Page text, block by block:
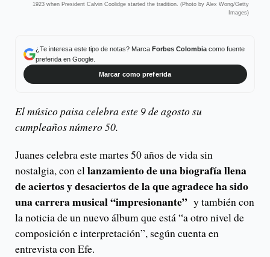
1923 when President Calvin Coolidge started the tradition. (Photo by Alex Wong/Getty
Images)
¿Te interesa este tipo de notas? Marca Forbes Colombiacomo fuente
preferida en Google.
Marcar como preferida
El músico paisa celebra este 9 de agosto su
cumpleaños número 50.
Juanes celebra este martes 50 años de vida sin
nostalgia, con ellanzamiento de una biografía llena
de aciertos y desaciertos de la que agradece ha sido
una carrera musical “impresionante” y también con
la noticia de un nuevo álbum que está “a otro nivel de
composición e interpretación”, según cuenta en
entrevista con Efe.